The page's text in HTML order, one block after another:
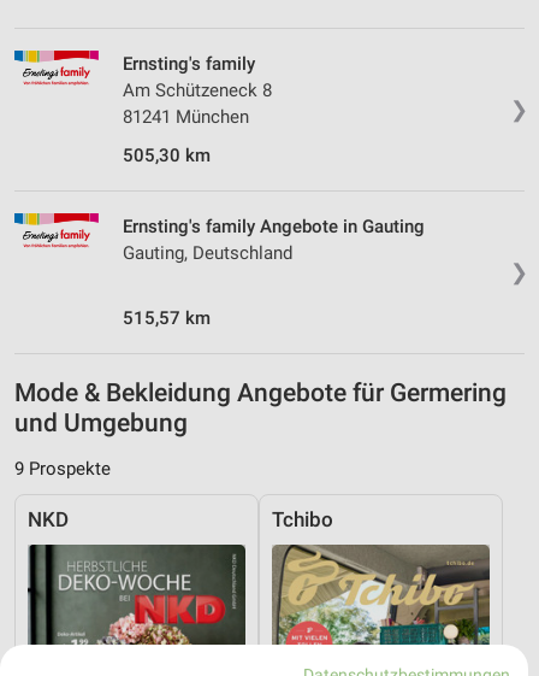
❯
Ernsting's family
Am Schützeneck 8
81241 München
505,30 km
❯
Ernsting's family Angebote in Gauting
Gauting, Deutschland
515,57 km
Mode & Bekleidung Angebote für Germering
und Umgebung
9 Prospekte
NKD Tchibo